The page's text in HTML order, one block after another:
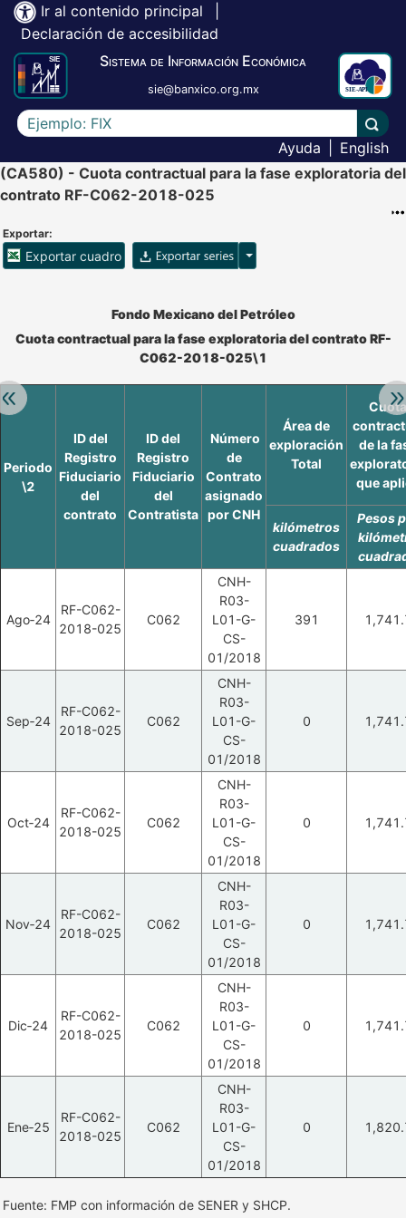
Ir al contenido principal
Declaración de accesibilidad
Sistema de Información Económica
sie@banxico.org.mx
Escriba el texto a buscar
Ayuda
English
(CA580) - Cuota contractual para la fase exploratoria del
contrato RF-C062-2018-025
Exportar:
Exportar cuadro Opciones para exportar
Retroceder:
Accesibilidad de Cuadros Analíticos, al exportar el cuadro
Fondo Mexicano del Petróleo
Cuota contractual para la fase exploratoria del contrato RF-
C062-2018-025\1
Periodo
\2
ID del
Registro
Fiduciario
del
contrato
ID del
Registro
Fiduciario
del
Contratista
Número
de
Contrato
asignado
por CNH
Área de
exploración
Total
Cuota
de la
que
kilómetros
cuadrados
Pesos
Ago‑24
RF-C062-
2018-025
C062
CNH-
R03-
L01-G-
CS-
01/2018
391
Sep‑24
RF-C062-
2018-025
C062
CNH-
R03-
L01-G-
CS-
01/2018
0
Oct‑24
RF-C062-
2018-025
C062
CNH-
R03-
L01-G-
CS-
01/2018
0
Nov‑24
RF-C062-
2018-025
C062
CNH-
R03-
L01-G-
CS-
01/2018
0
Dic‑24
RF-C062-
2018-025
C062
CNH-
R03-
L01-G-
CS-
01/2018
0
Ene‑25
RF-C062-
2018-025
C062
CNH-
R03-
L01-G-
CS-
01/2018
0
Fuente: FMP con información de SENER y SHCP.